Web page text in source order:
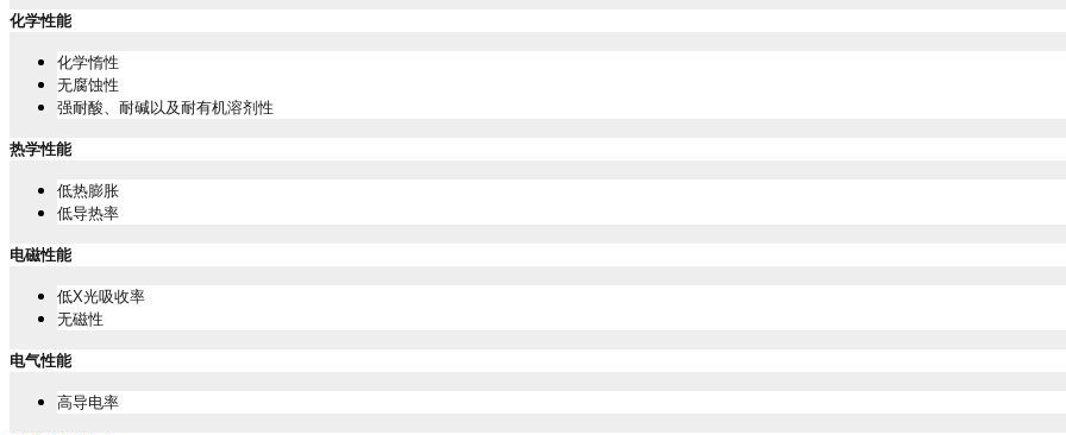
化学性能
化学惰性
无腐蚀性
强耐酸、耐碱以及耐有机溶剂性
热学性能
低热膨胀
低导热率
电磁性能
低X光吸收率
无磁性
电气性能
高导电率